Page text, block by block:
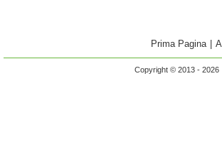
Prima Pagina
Copyright © 2013 -